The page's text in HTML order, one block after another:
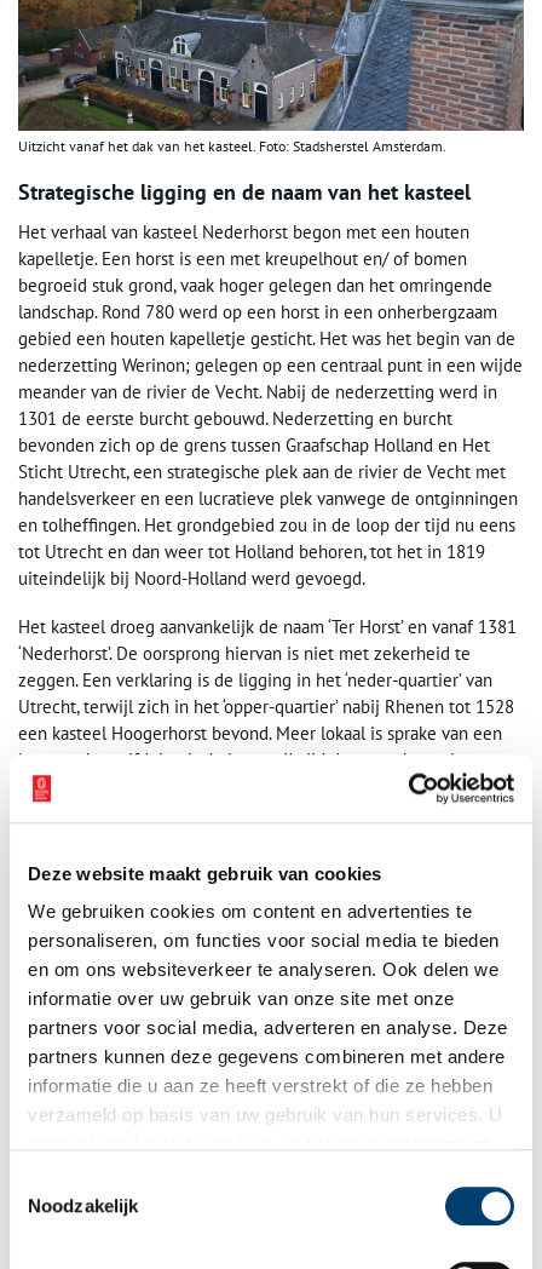
Deze website maakt gebruik van cookies
We gebruiken cookies om content en advertenties te
personaliseren, om functies voor social media te bieden
en om ons websiteverkeer te analyseren. Ook delen we
informatie over uw gebruik van onze site met onze
partners voor social media, adverteren en analyse. Deze
partners kunnen deze gegevens combineren met andere
informatie die u aan ze heeft verstrekt of die ze hebben
verzameld op basis van uw gebruik van hun services. U
Noodzakelijk
Uitzicht vanaf het dak van het kasteel. Foto: Stadsherstel Amsterdam.
Strategische ligging en de naam van het kasteel
Het verhaal van kasteel Nederhorst begon met een houten
kapelletje. Een horst is een met kreupelhout en/ of bomen
begroeid stuk grond, vaak hoger gelegen dan het omringende
landschap. Rond 780 werd op een horst in een onherbergzaam
gebied een houten kapelletje gesticht. Het was het begin van de
nederzetting Werinon; gelegen op een centraal punt in een wijde
meander van de rivier de Vecht. Nabij de nederzetting werd in
1301 de eerste burcht gebouwd. Nederzetting en burcht
bevonden zich op de grens tussen Graafschap Holland en Het
Sticht Utrecht, een strategische plek aan de rivier de Vecht met
handelsverkeer en een lucratieve plek vanwege de ontginningen
en tolheffingen. Het grondgebied zou in de loop der tijd nu eens
tot Utrecht en dan weer tot Holland behoren, tot het in 1819
uiteindelijk bij Noord-Holland werd gevoegd.
Het kasteel droeg aanvankelijk de naam ‘Ter Horst’ en vanaf 1381
‘Nederhorst’. De oorsprong hiervan is niet met zekerheid te
zeggen. Een verklaring is de ligging in het ‘neder-quartier’ van
Utrecht, terwijl zich in het ‘opper-quartier’ nabij Rhenen tot 1528
een kasteel Hoogerhorst bevond. Meer lokaal is sprake van een
langgerekt stuifduin uit de laatste IJstijd dat twee heuvels omvat:
‘Den Berg’, waarop de kapel en de nederzetting zijn gebouwd en
waarnaar het dorp vernoemd is en de – lagergelegen – horst
dorp en kasteel gecombineerd: ‘den Berg tot Nederhorst’.